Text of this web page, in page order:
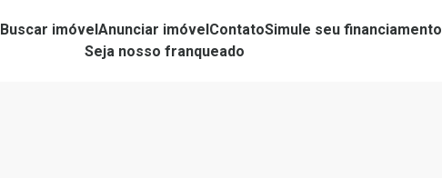
Buscar imóvelAnunciar imóvelContatoSimule seu financiamento
Seja nosso franqueado